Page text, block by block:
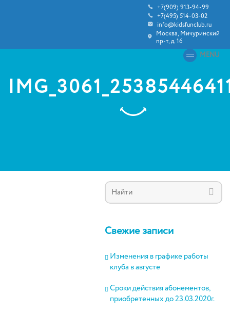
+7(909) 913-94-99
+7(495) 514-03-02
info@kidsfunclub.ru
Москва, Мичуринский
пр-т, д. 16
MENU
Свежие записи
Изменения в графике работы
клуба в августе
Сроки действия абонементов,
приобретенных до 23.03.2020г.